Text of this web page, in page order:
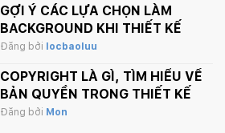
GỢI Ý CÁC LỰA CHỌN LÀM
BACKGROUND KHI THIẾT KẾ
WEBSITE
Đăng bởi locbaoluu
COPYRIGHT LÀ GÌ, TÌM HIỂU VỀ
BẢN QUYỀN TRONG THIẾT KẾ
Đăng bởi Mon